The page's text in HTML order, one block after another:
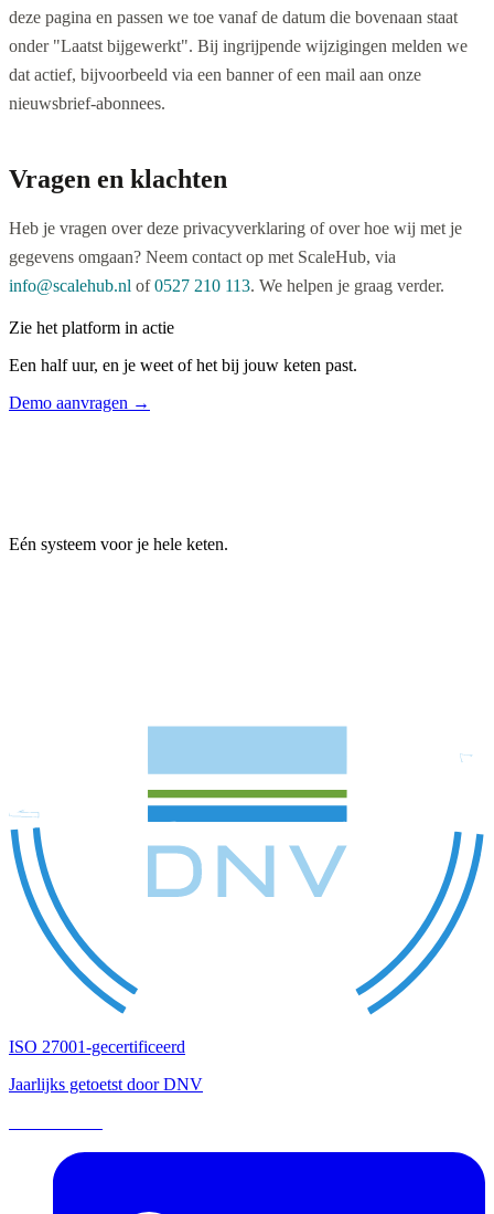
deze pagina en passen we toe vanaf de datum die bovenaan staat
onder "Laatst bijgewerkt". Bij ingrijpende wijzigingen melden we
dat actief, bijvoorbeeld via een banner of een mail aan onze
nieuwsbrief-abonnees.
Vragen en klachten
Heb je vragen over deze privacyverklaring of over hoe wij met je
gegevens omgaan? Neem contact op met ScaleHub, via
info@scalehub.nl of0527 210 113. We helpen je graag verder.
Zie het platform in actie
Een half uur, en je weet of het bij jouw keten past.
Demo aanvragen →
Eén systeem voor je hele keten.
ISO 27001-gecertificeerd
Jaarlijks getoetst door DNV